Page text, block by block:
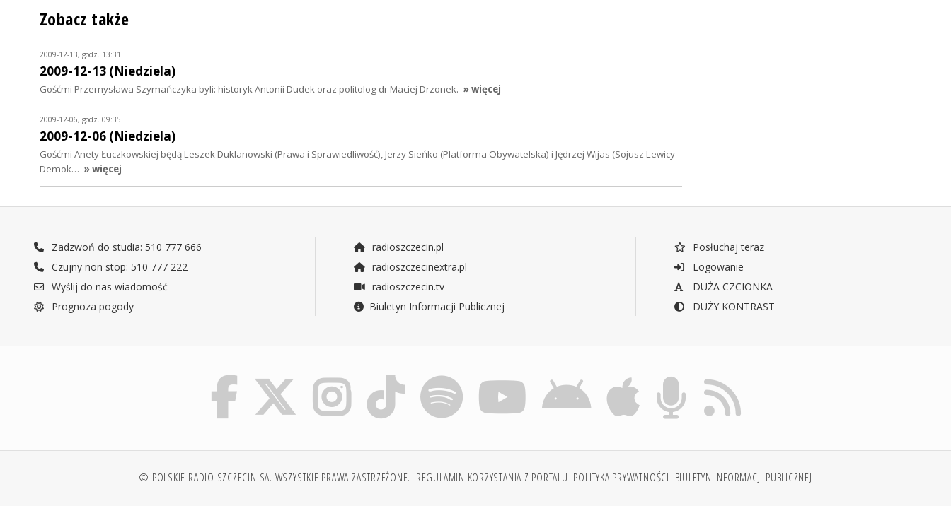
Zobacz także
2009-12-13, godz. 13:31
2009-12-13 (Niedziela)
Gośćmi Przemysława Szymańczyka byli: historyk Antonii Dudek oraz politolog dr Maciej Drzonek. » więcej
2009-12-06, godz. 09:35
2009-12-06 (Niedziela)
Gośćmi Anety Łuczkowskiej będą Leszek Duklanowski (Prawa i Sprawiedliwość), Jerzy Sieńko (Platforma Obywatelska) i Jędrzej Wijas (Sojusz Lewicy
Demok… » więcej
Zadzwoń do studia: 510 777 666
Czujny non stop: 510 777 222
Wyślij do nas wiadomość
Prognoza pogody
radioszczecin.pl
radioszczecinextra.pl
radioszczecin.tv
Biuletyn Informacji Publicznej
Posłuchaj teraz
Logowanie
DUŻA CZCIONKA
DUŻY KONTRAST
© POLSKIE RADIO SZCZECIN SA. WSZYSTKIE PRAWA ZASTRZEŻONE. REGULAMIN KORZYSTANIA Z PORTALU POLITYKA PRYWATNOŚCI BIULETYN INFORMACJI PUBLICZNEJ